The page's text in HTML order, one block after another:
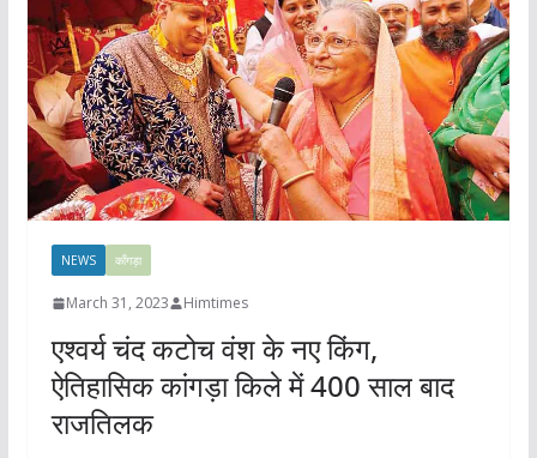
NEWS काँगड़ा
March 31, 2023 Himtimes
एश्वर्य चंद कटोच वंश के नए किंग,
ऐतिहासिक कांगड़ा किले में 400 साल बाद
राजतिलक